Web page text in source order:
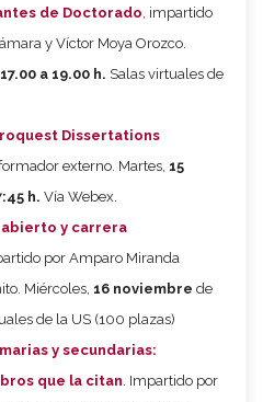
de Doctorado, impartido
y Víctor Moya Orozco.
17.00 a 19.00 h. Salas virtuales de
Dissertations
externo. Martes, 15
h. Vía Webex.
y carrera
por Amparo Miranda
Miércoles, 16 noviembre de
de la US (100 plazas)
y secundarias:
que la citan. Impartido por